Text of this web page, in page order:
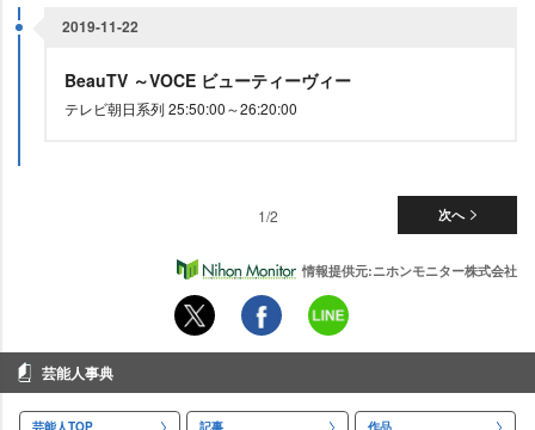
2019-11-22
BeauTV ～VOCE ビューティーヴィー
テレビ朝日系列 25:50:00～26:20:00
次へ
1/2
情報提供元:ニホンモニター株式会社
芸能人事典
芸能人TOP 記事 作品